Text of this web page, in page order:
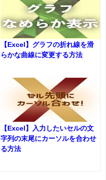
【Excel】グラフの折れ線を滑
らかな曲線に変更する方法
【Excel】入力したいセルの文
字列の末尾にカーソルを合わせ
る方法